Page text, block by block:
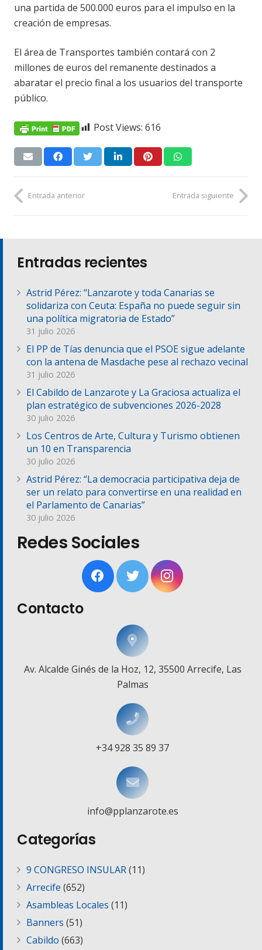
una partida de 500.000 euros para el impulso en la
creación de empresas.
El área de Transportes también contará con 2
millones de euros del remanente destinados a
abaratar el precio final a los usuarios del transporte
público.
Post Views: 616
Entrada anterior Entrada siguiente
Entradas recientes
Astrid Pérez: “Lanzarote y toda Canarias se
solidariza con Ceuta: España no puede seguir sin
una política migratoria de Estado”
31 julio 2026
El PP de Tías denuncia que el PSOE sigue adelante
con la antena de Masdache pese al rechazo vecinal
31 julio 2026
El Cabildo de Lanzarote y La Graciosa actualiza el
plan estratégico de subvenciones 2026-2028
30 julio 2026
Los Centros de Arte, Cultura y Turismo obtienen
un 10 en Transparencia
30 julio 2026
Astrid Pérez: “La democracia participativa deja de
ser un relato para convertirse en una realidad en
el Parlamento de Canarias”
30 julio 2026
Redes Sociales
Contacto
Av. Alcalde Ginés de la Hoz, 12, 35500 Arrecife, Las
Palmas
+34 928 35 89 37
info@pplanzarote.es
Categorías
9 CONGRESO INSULAR(11)
Arrecife (652)
Asambleas Locales (11)
Banners (51)
Cabildo (663)